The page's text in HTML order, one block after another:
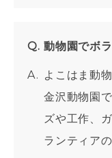
動物園でボ
よこはま動
金沢動物園
ズや工作、
ランティア